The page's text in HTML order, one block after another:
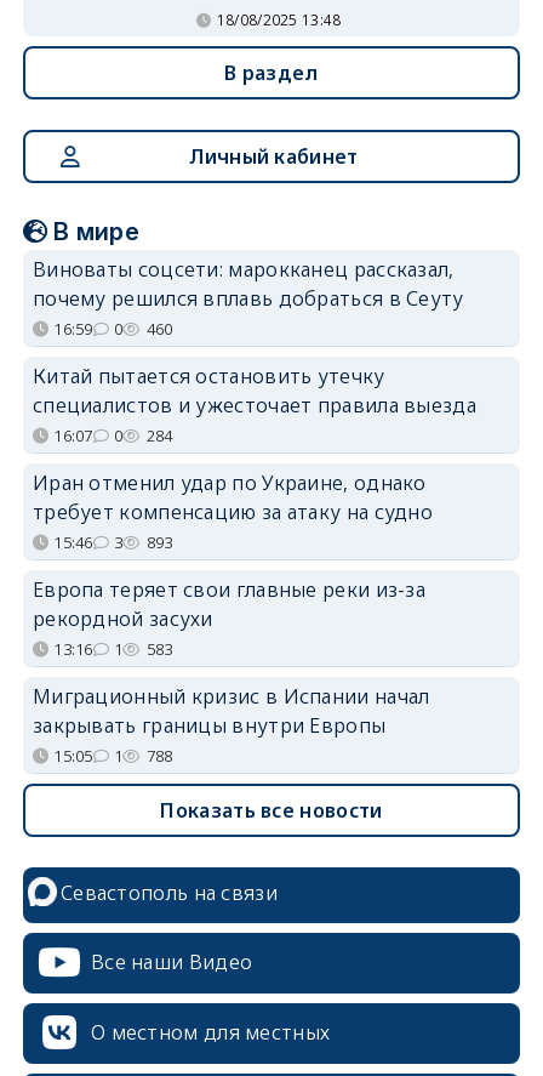
18/08/2025 13:48
В раздел
Личный кабинет
В мире
Виноваты соцсети: марокканец рассказал,
почему решился вплавь добраться в Сеуту
16:59 0 460
Китай пытается остановить утечку
специалистов и ужесточает правила выезда
16:07 0 284
Иран отменил удар по Украине, однако
требует компенсацию за атаку на судно
15:46 3 893
Европа теряет свои главные реки из-за
рекордной засухи
13:16 1 583
Миграционный кризис в Испании начал
закрывать границы внутри Европы
15:05 1 788
Показать все новости
Севастополь на связи
Все наши Видео
О местном для местных